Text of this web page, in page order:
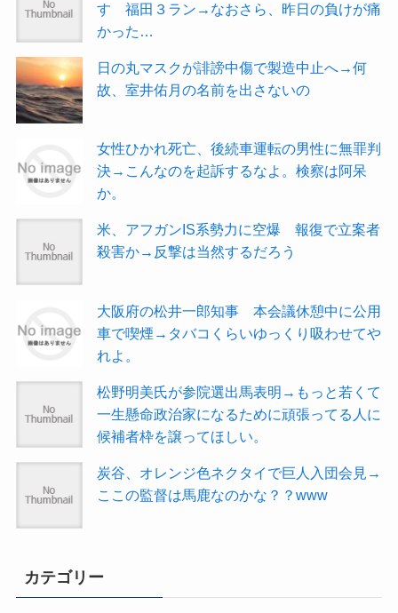
す 福田３ラン→なおさら、昨日の負けが痛
かった…
日の丸マスクが誹謗中傷で製造中止へ→何
故、室井佑月の名前を出さないの
女性ひかれ死亡、後続車運転の男性に無罪判
決→こんなのを起訴するなよ。検察は阿呆
か。
米、アフガンIS系勢力に空爆 報復で立案者
殺害か→反撃は当然するだろう
大阪府の松井一郎知事 本会議休憩中に公用
車で喫煙→タバコくらいゆっくり吸わせてや
れよ。
松野明美氏が参院選出馬表明→もっと若くて
一生懸命政治家になるために頑張ってる人に
候補者枠を譲ってほしい。
炭谷、オレンジ色ネクタイで巨人入団会見→
ここの監督は馬鹿なのかな？？www
カテゴリー